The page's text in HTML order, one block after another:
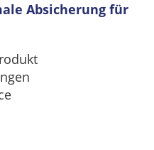
Absicherung für